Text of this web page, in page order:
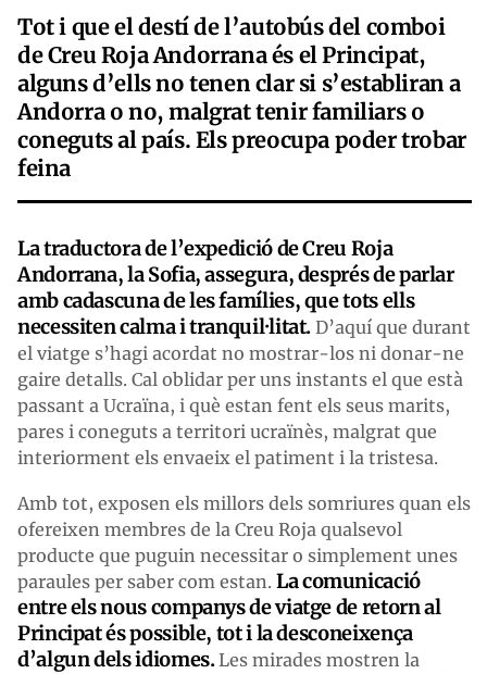
Tot i que el destí de l’autobús del comboi
de Creu Roja Andorrana és el Principat,
alguns d’ells no tenen clar si s’establiran a
Andorra o no, malgrat tenir familiars o
coneguts al país. Els preocupa poder trobar
feina
La traductora de l’expedició de Creu Roja
Andorrana, la Sofia, assegura, després de parlar
amb cadascuna de les famílies, que tots ells
necessiten calma i tranquil·litat. D’aquí que durant
el viatge s’hagi acordat no mostrar-los ni donar-ne
gaire detalls. Cal oblidar per uns instants el que està
passant a Ucraïna, i què estan fent els seus marits,
pares i coneguts a territori ucraïnès, malgrat que
interiorment els envaeix el patiment i la tristesa.
Amb tot, exposen els millors dels somriures quan els
ofereixen membres de la Creu Roja qualsevol
producte que puguin necessitar o simplement unes
paraules per saber com estan. La comunicació
entre els nous companys de viatge de retorn al
Principat és possible, tot i la desconeixença
d’algun dels idiomes.Les mirades mostren la